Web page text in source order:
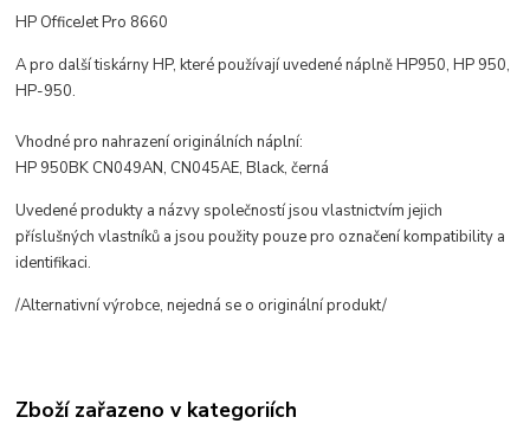
HP OfficeJet Pro 8660
A pro další tiskárny HP, které používají uvedené náplně HP950, HP 950,
HP-950.
Vhodné pro nahrazeníoriginálníchnáplní:
HP 950BK CN049AN, CN045AE, Black, černá
Uvedené produkty a názvy společností jsou vlastnictvím jejich
příslušných vlastníků a jsou použity pouze pro označení kompatibility a
identifikaci.
/Alternativní výrobce, nejedná se o originální produkt/
Zboží zařazeno v kategoriích